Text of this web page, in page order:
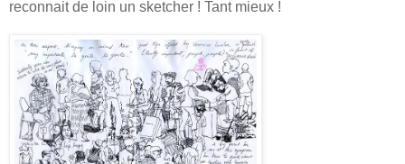
reconnait de loin un sketcher ! Tant mieux !